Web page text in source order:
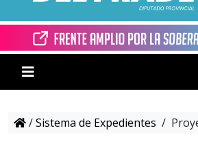
/Sistema de Expedientes /